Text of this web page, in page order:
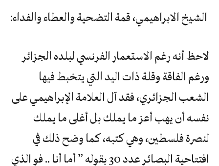
الشيخ الابراهيمي، قمة التضحية والعطاء والفداء:
لاحظ أنه رغم الاستعمار الفرنسي لبلده الجزائر
ورغم الفاقة وقلة ذات اليد التي يتخبط فيها
الشعب الجزائري، فقد آل العلامة الإبراهيمي على
نفسه أن يهب أعز ما يملك بل أغلى ما يملك
لنصرة فلسطين، وهي كتبه، كما وضح ذلك في
افتتاحية البصائر عدد 30 بقوله ” أما أنا .. فو الذي